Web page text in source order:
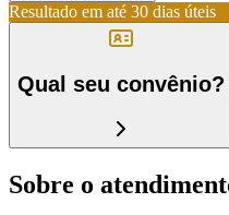
Resultado em até 30 dias úteis
Qual seu convênio?
Sobre o